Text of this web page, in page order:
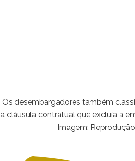
Os desembargadores também
a cláusula contratual que excluía a
Imagem: